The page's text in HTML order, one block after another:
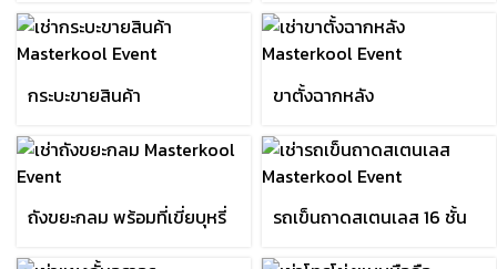
เคลื่อนที่
System)
กระบะขายสินค้า ขาตั้งฉากหลัง